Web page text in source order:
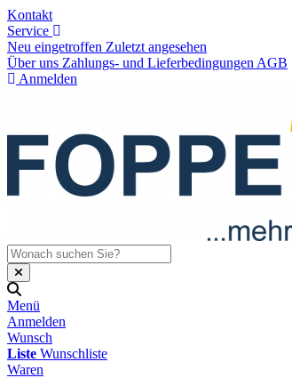
Kontakt
Service
Neu eingetroffen Zuletzt angesehen
Über uns Zahlungs- und Lieferbedingungen AGB
Anmelden
Menü
Anmelden
Wunsch
Liste Wunschliste
Waren